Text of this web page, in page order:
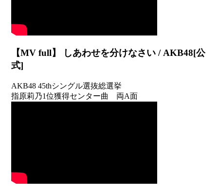
【MV full】 しあわせを分けなさい / AKB48[公
式]
AKB48 45thシングル選抜総選挙
指原莉乃1位獲得センター曲 両A面